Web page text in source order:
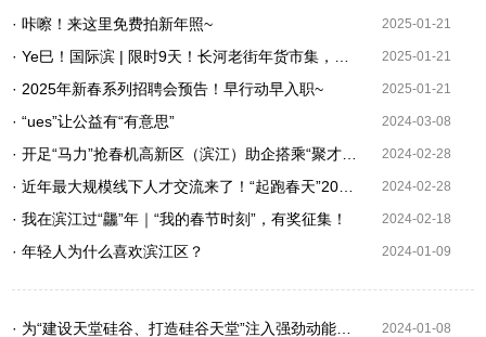
· 咔嚓！来这里免费拍新年照~ 2025-01-21
2025-01-21
· 2025年新春系列招聘会预告！早行动早入职~ 2025-01-21
· “ues”让公益有“有意思” 2024-03-08
2024-02-28
2024-02-28
· 我在滨江过“龘”年｜“我的春节时刻”，有奖征集！ 2024-02-18
· 年轻人为什么喜欢滨江区？ 2024-01-09
2024-01-08